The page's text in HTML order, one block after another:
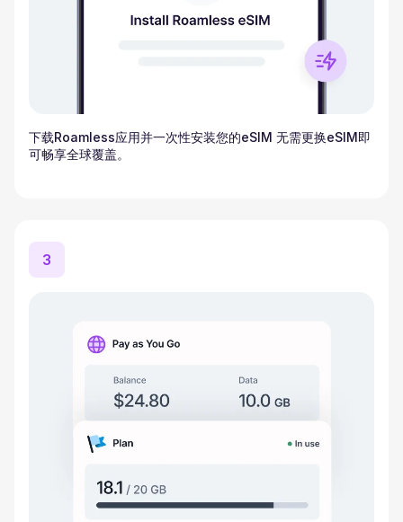
下载Roamless应用并一次性安装您的eSIM 无需更换eSIM即
可畅享全球覆盖。
3